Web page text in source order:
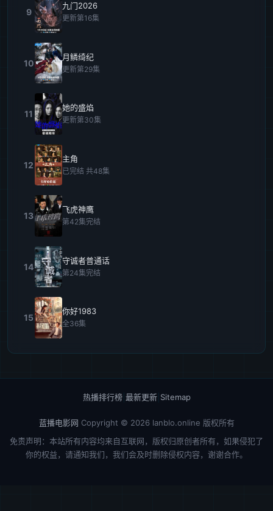
9
九门2026
更新第16集
10
月鳞绮纪
更新第29集
11
她的盛焰
更新第30集
12
主角
已完结 共48集
13
飞虎神鹰
第42集完结
14
守诚者普通话
第24集完结
15
你好1983
全36集
热播排行榜| 最新更新| Sitemap
蓝播电影网 Copyright © 2026 lanblo.online 版权所有
免责声明：本站所有内容均来自互联网，版权归原创者所有，如果侵犯了
你的权益，请通知我们，我们会及时删除侵权内容，谢谢合作。